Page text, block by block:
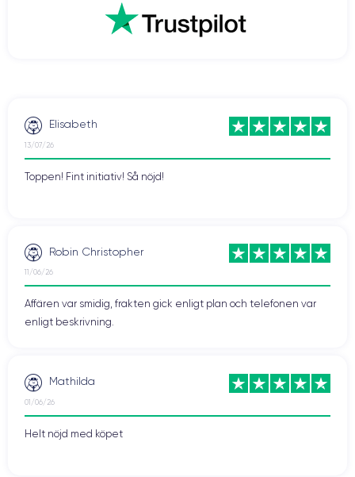
Elisabeth
13/07/26
Toppen! Fint initiativ! Så nöjd!
Robin Christopher
11/06/26
Affären var smidig, frakten gick enligt plan och telefonen var
enligt beskrivning.
Mathilda
01/06/26
Helt nöjd med köpet